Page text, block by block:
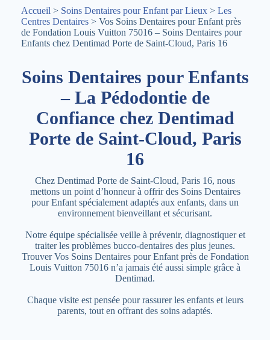
Accueil > Soins Dentaires pour Enfant par Lieux > Les
Centres Dentaires > Vos Soins Dentaires pour Enfant près
de Fondation Louis Vuitton 75016 – Soins Dentaires pour
Enfants chez Dentimad Porte de Saint-Cloud, Paris 16
Soins Dentaires pour Enfants
– La Pédodontie de
Confiance chez Dentimad
Porte de Saint-Cloud, Paris
16
Chez Dentimad Porte de Saint-Cloud, Paris 16, nous
mettons un point d’honneur à offrir des Soins Dentaires
pour Enfant spécialement adaptés aux enfants, dans un
environnement bienveillant et sécurisant.
Notre équipe spécialisée veille à prévenir, diagnostiquer et
traiter les problèmes bucco-dentaires des plus jeunes.
Trouver Vos Soins Dentaires pour Enfant près de Fondation
Louis Vuitton 75016 n’a jamais été aussi simple grâce à
Dentimad.
Chaque visite est pensée pour rassurer les enfants et leurs
parents, tout en offrant des soins adaptés.